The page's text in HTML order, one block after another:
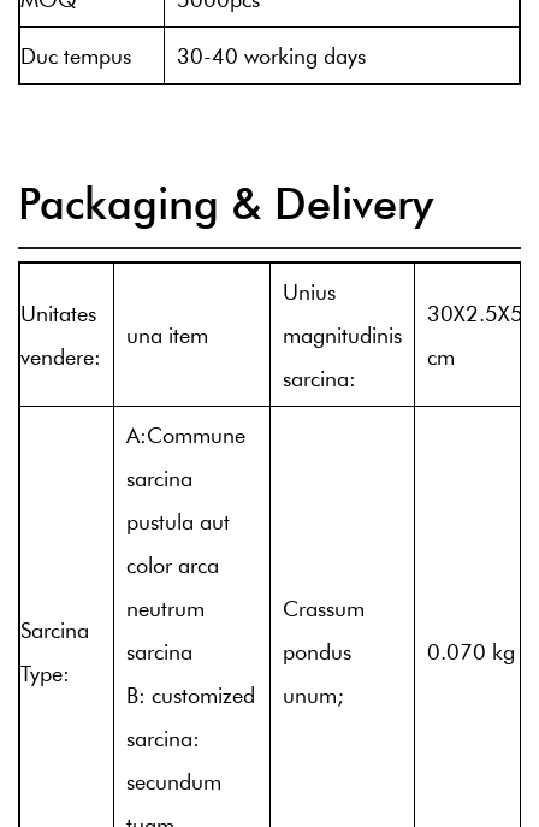
Duc tempus
30-40 working days
Packaging & Delivery
Unitates
vendere:
una item
Unius
magnitudinis
sarcina:
30X2.5X5
cm
Sarcina
Type:
A:Commune
sarcina
pustula aut
color arca
neutrum
sarcina
B: customized
sarcina:
secundum
Crassum
pondus
unum;
0.070 kg